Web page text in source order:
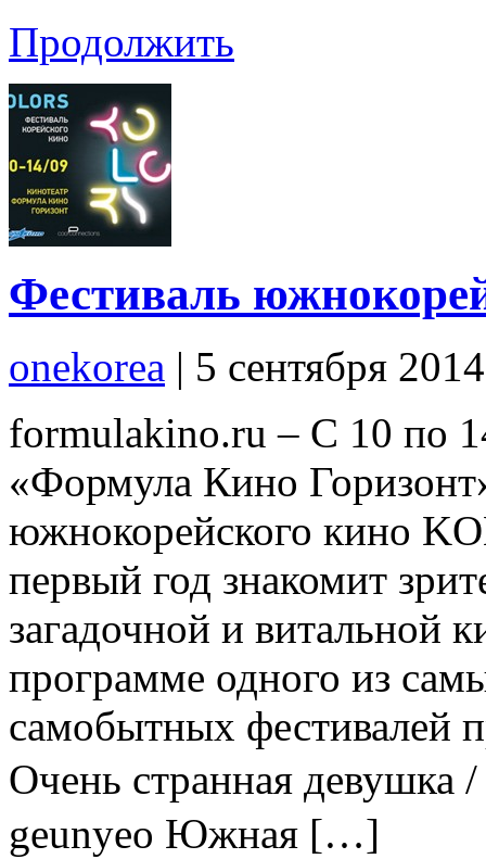
Продолжить
Фестиваль
onekorea | 5 сентября
formulakino.ru – С 10 по
«Формула Кино
южнокорейского кино
первый год знакомит
загадочной и витальной
программе одного из
самобытных фестивалей
Очень странная девушка
geunyeo Южная […]